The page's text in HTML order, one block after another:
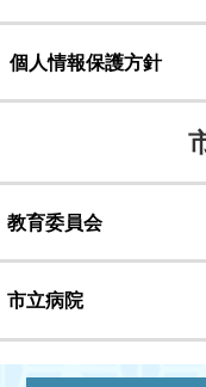
個人情報保護方針
教育委員会
市立病院
議会